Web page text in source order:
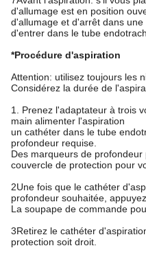
d'allumage est en position
d'allumage et d'arrêt dans
d'entrer dans le tube
*Procédure d'aspiration
Attention: utilisez toujours les
Considérez la durée de
1. Prenez l'adaptateur à trois
main alimenter l'aspiration
un cathéter dans le tube
profondeur requise.
Des marqueurs de
couvercle de protection pour
2Une fois que le cathéter
profondeur souhaitée,
La soupape de commande
3Retirez le cathéter
protection soit droit.